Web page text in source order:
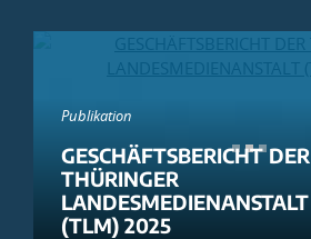
Publikation
GESCHÄFTSBERICHT DER
THÜRINGER
LANDESMEDIENANSTALT
(TLM) 2025